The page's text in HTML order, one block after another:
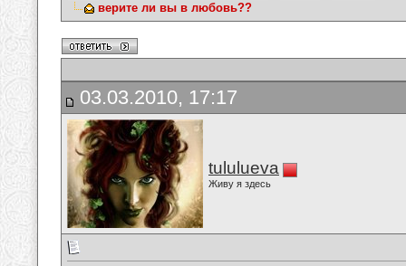
верите ли вы в любовь??
03.03.2010, 17:17
tululueva
Живу я здесь